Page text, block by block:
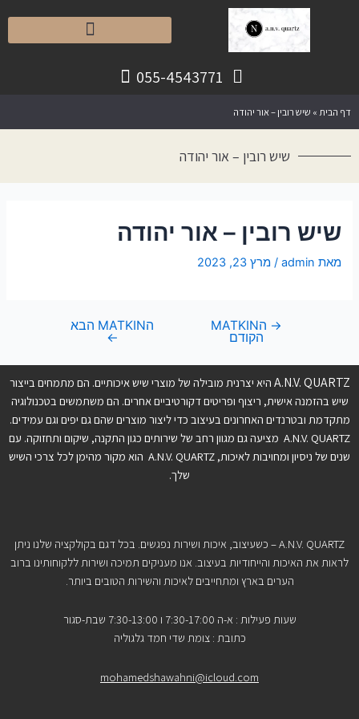
055-4543771
דף הבית» שיש רובין – אור יהודה
שיש רובין – אור יהודה
שיש רובין – אור יהודה
מאת admin
/מרץ 23, 2023
→ הMATKIN
הקודם
הMATKIN הבא
←
A.N.V. QUARTZ היא יצרנית מובילה של מוצרי שיש איכותיים. הם מתמחים בייצור
שיש בהזמנה אישית, ריצוף ופריטים דקורטיביים אחרים. הם משתמשים בטכנולוגיה
מתקדמת ובטרנדים האחרונים בעיצוב כדי ליצור מוצרים שהם גם יפים וגם עמידים.
A.N.V. QUARTZ מציעה גם מגוון רחב של שירותים כגון התקנה, שיקום ותחזוקה. עם
שנים של ניסיון ומחויבות לאיכות, A.N.V. QUARTZ הוא מקור מהימן לכל צרכי השיש
שלך.
A.N.V. QUARTZ – כשעיצוב, איכות ושירות נפגשים. בכל דגם בקולקציה שלנו ניתן
לראות את האיכות והייחודיות בעיצוב. אנו מעניקים תמיכה ושירות ללקוחותינו ברוב
הערים בארץ ומתחייבים לאיכות והשירות הטובים ביותר.
שעות פעילות : א-ה 7:30-17:00 ו 7:30-13:00 שבת-סגור
כתובת : צומת שדי חמד גלגוליה
mohamedshawahni@icloud.com